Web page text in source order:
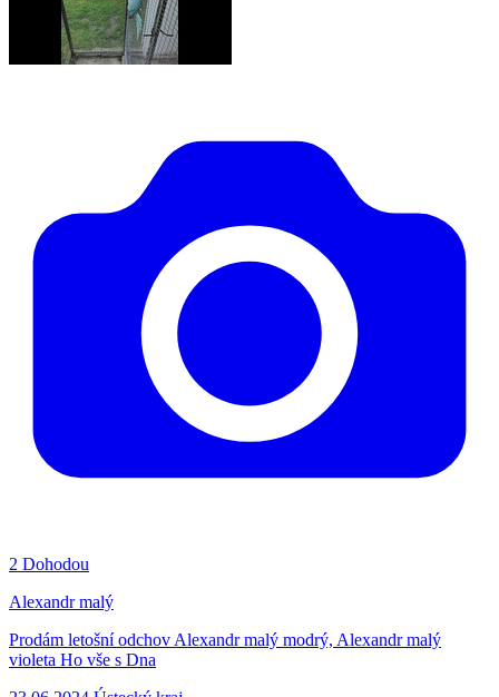
2 Dohodou
Alexandr malý
Prodám letošní odchov Alexandr malý modrý, Alexandr malý
violeta Ho vše s Dna